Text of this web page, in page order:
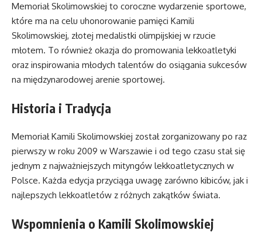
Memoriał Skolimowskiej to coroczne wydarzenie sportowe,
które ma na celu uhonorowanie pamięci Kamili
Skolimowskiej, złotej medalistki olimpijskiej w rzucie
młotem. To również okazja do promowania lekkoatletyki
oraz inspirowania młodych talentów do osiągania sukcesów
na międzynarodowej arenie sportowej.
Historia i Tradycja
Memoriał Kamili Skolimowskiej został zorganizowany po raz
pierwszy w roku 2009 w Warszawie i od tego czasu stał się
jednym z najważniejszych mityngów lekkoatletycznych w
Polsce. Każda edycja przyciąga uwagę zarówno kibiców, jak i
najlepszych lekkoatletów z różnych zakątków świata.
Wspomnienia o Kamili Skolimowskiej